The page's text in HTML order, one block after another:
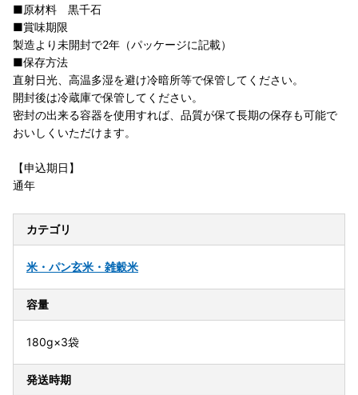
■原材料 黒千石
■賞味期限
製造より未開封で2年（パッケージに記載）
■保存方法
直射日光、高温多湿を避け冷暗所等で保管してください。
開封後は冷蔵庫で保管してください。
密封の出来る容器を使用すれば、品質が保て長期の保存も可能で
おいしくいただけます。
【申込期日】
通年
カテゴリ
米・パン玄米・雑穀米
容量
180g×3袋
発送時期